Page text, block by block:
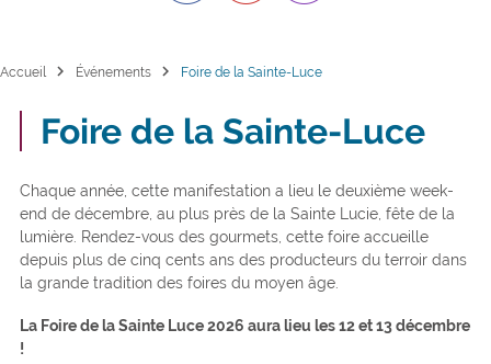
Accueil chevron_right Événements chevron_right Foire de la Sainte-Luce
Foire de la Sainte-Luce
Chaque année, cette manifestation a lieu le deuxième week-
end de décembre, au plus près de la Sainte Lucie, fête de la
lumière. Rendez-vous des gourmets, cette foire accueille
depuis plus de cinq cents ans des producteurs du terroir dans
la grande tradition des foires du moyen âge.
La Foire de la Sainte Luce 2026 aura lieu les 12 et 13 décembre
!